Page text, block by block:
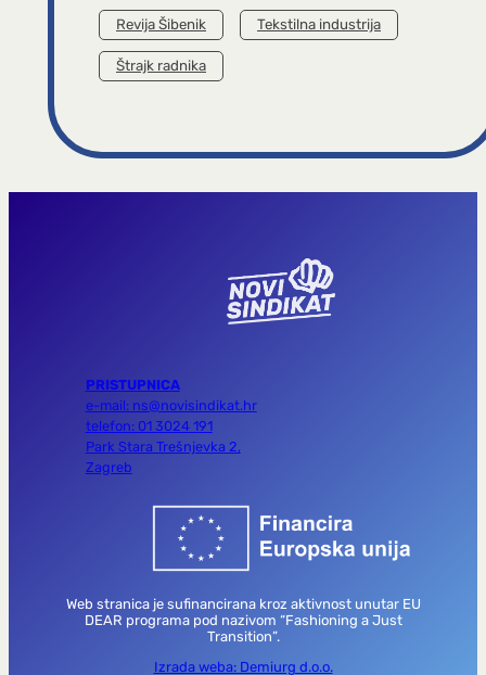
Revija Šibenik Tekstilna industrija
Štrajk radnika
PRISTUPNICA
e-mail: ns@novisindikat.hr
telefon: 01 3024 191
Park Stara Trešnjevka 2,
Zagreb
Web stranica je sufinancirana kroz aktivnost unutar EU
DEAR programa pod nazivom “Fashioning a Just
Transition”.
Izrada weba: Demiurg d.o.o.